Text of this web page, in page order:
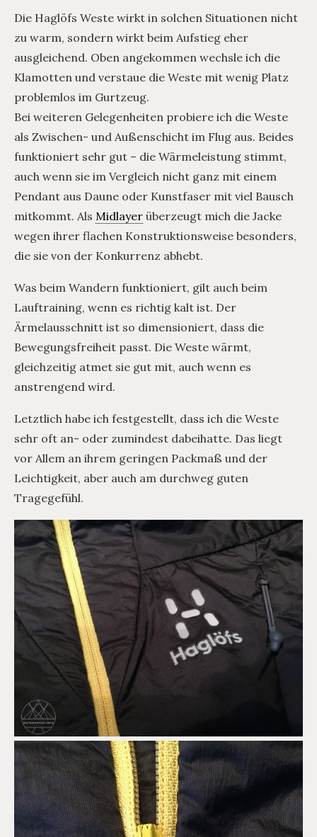
Die Haglöfs Weste wirkt in solchen Situationen nicht
zu warm, sondern wirkt beim Aufstieg eher
ausgleichend. Oben angekommen wechsle ich die
Klamotten und verstaue die Weste mit wenig Platz
problemlos im Gurtzeug.
Bei weiteren Gelegenheiten probiere ich die Weste
als Zwischen- und Außenschicht im Flug aus. Beides
funktioniert sehr gut – die Wärmeleistung stimmt,
auch wenn sie im Vergleich nicht ganz mit einem
Pendant aus Daune oder Kunstfaser mit viel Bausch
mitkommt. Als Midlayer überzeugt mich die Jacke
wegen ihrer flachen Konstruktionsweise besonders,
die sie von der Konkurrenz abhebt.
Was beim Wandern funktioniert, gilt auch beim
Lauftraining, wenn es richtig kalt ist. Der
Ärmelausschnitt ist so dimensioniert, dass die
Bewegungsfreiheit passt. Die Weste wärmt,
gleichzeitig atmet sie gut mit, auch wenn es
anstrengend wird.
Letztlich habe ich festgestellt, dass ich die Weste
sehr oft an- oder zumindest dabeihatte. Das liegt
vor Allem an ihrem geringen Packmaß und der
Leichtigkeit, aber auch am durchweg guten
Tragegefühl.